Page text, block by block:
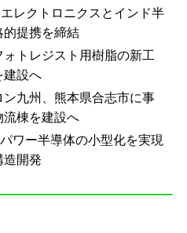
レクトロニクスとインド半
提携を締結
トレジスト用樹脂の新工
建設へ
九州、熊本県合志市に事
棟を建設へ
ワー半導体の小型化を実現
開発